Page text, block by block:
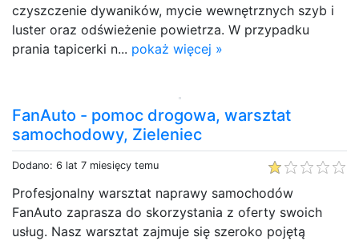
czyszczenie dywaników, mycie wewnętrznych szyb i
luster oraz odświeżenie powietrza. W przypadku
prania tapicerki n... pokaż więcej »
FanAuto - pomoc drogowa, warsztat
samochodowy, Zieleniec
Dodano: 6 lat 7 miesięcy temu
Profesjonalny warsztat naprawy samochodów
FanAuto zaprasza do skorzystania z oferty swoich
usług. Nasz warsztat zajmuje się szeroko pojętą